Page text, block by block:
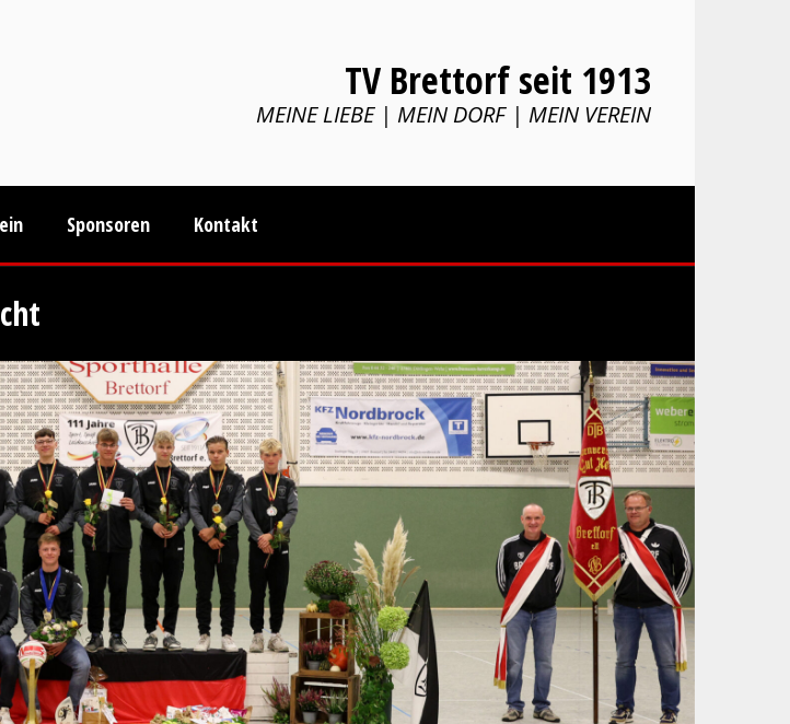
TV Brettorf seit 1913
MEINE LIEBE | MEIN DORF | MEIN VEREIN
Sponsoren Kontakt